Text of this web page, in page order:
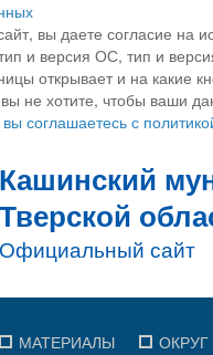
вы даете согласие на
и версия ОС, тип и
открывает и на какие
не хотите, чтобы ваши
соглашаетесь с
МАТЕРИАЛЫ ОКРУГ